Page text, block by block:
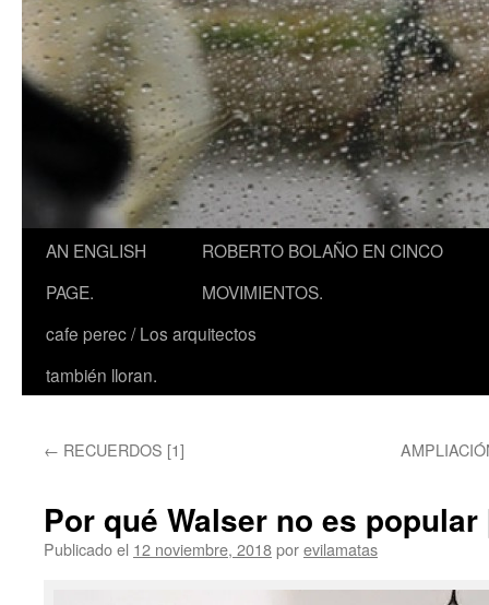
AN ENGLISH
PAGE.
ROBERTO BOLAÑO EN CINCO
MOVIMIENTOS.
cafe perec / Los arquitectos
también lloran.
← RECUERDOS [1]
Por qué Walser no es
Publicado el 12 noviembre, 2018porevilamatas